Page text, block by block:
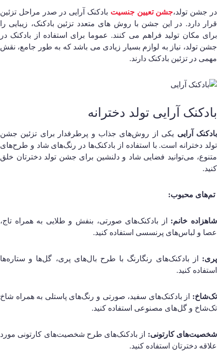
جشن تولد،جشن تعیین جنسیتبادکنک آرایی در صدر مراحل تزئین
دارد. در این جشن با روش های متعدد تزئین بادکنک، زیبایی را
مکان تولید فراهم می کنند. عموما برای استفاده از بادکنک در
تولد، نیاز به لوازم بسیار زیادی می‌ باشد که به طور جامع، نقش
در تزئین بادکنک دارند.
آرایی تولد دخترانه
آرایییکی از روش‌های جذاب و پرطرفدار برای تزئین جشن
دخترانه است. با استفاده از بادکنک‌ها در رنگ‌های شاد و طرح‌های
می‌توانید فضایی شاد و دلنشین برای جشن تولد دخترتان خلق
محبوب:
خانم:از بادکنک‌های صورتی، بنفش و طلایی به همراه تاج،
و لباس‌های پرنسسی استفاده کنید.
از بادکنک‌های رنگارنگ با طرح بال‌های پری، گل‌ها و ستاره‌ها
کنید.
از بادکنک‌های سفید، صورتی و رنگ‌های پاستلی به همراه شاخ
و گل‌های مصنوعی استفاده کنید.
کارتونی:از بادکنک‌های طرح شخصیت‌های کارتونی مورد
دخترتان استفاده کنید.